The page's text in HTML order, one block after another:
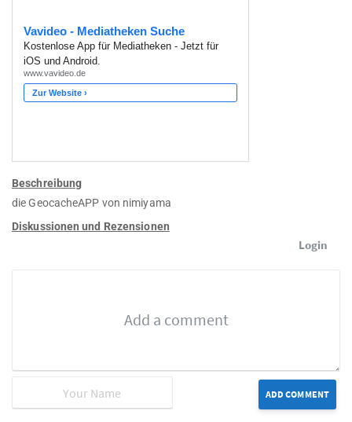
Beschreibung
die GeocacheAPP von nimiyama
Diskussionen und Rezensionen
Login
ADD COMMENT